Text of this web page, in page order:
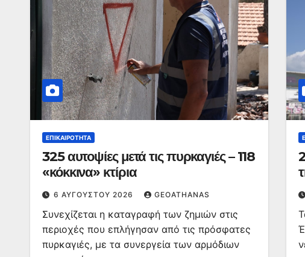
ΕΠΙΚΑΙΡΌΤΗΤΑ
325 αυτοψίες μετά τις πυρκαγιές – 118
«κόκκινα» κτίρια
6 ΑΥΓΟΎΣΤΟΥ 2026 GEOATHANAS
Συνεχίζεται η καταγραφή των ζημιών στις
περιοχές που επλήγησαν από τις πρόσφατες
πυρκαγιές, με τα συνεργεία των αρμόδιων